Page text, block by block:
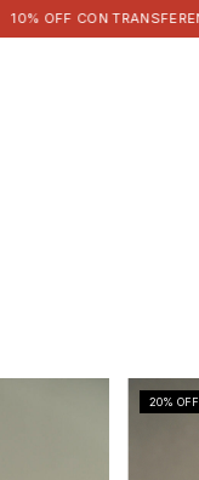
OFF CON TRANSFERENCIA
20% OFF